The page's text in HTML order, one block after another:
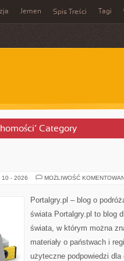
Jemen Spis Treści Tagi
Category
10 - 2026 MOŻLIWOŚĆ
Portalgry.pl – blog o
świata Portalgry.pl to blog
świata, w którym można
materiały o państwach i
użyteczne podpowiedzi dla